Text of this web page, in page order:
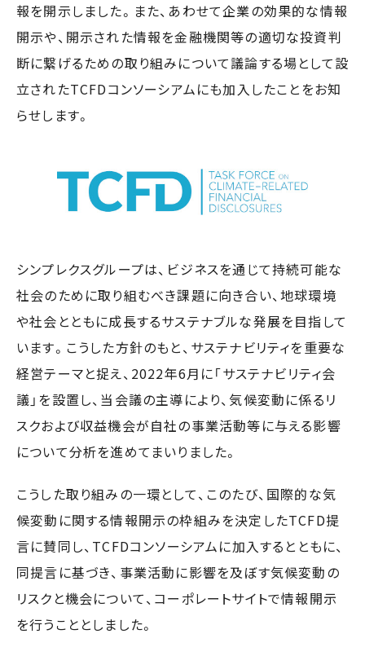
報を開示しました。また、あわせて企業の効果的な情報
開示や、開示された情報を金融機関等の適切な投資判
断に繋げるための取り組みについて議論する場として設
立されたTCFDコンソーシアムにも加入したことをお知
らせします。
シンプレクスグループは、ビジネスを通じて持続可能な
社会のために取り組むべき課題に向き合い、地球環境
や社会とともに成長するサステナブルな発展を目指して
います。こうした方針のもと、サステナビリティを重要な
経営テーマと捉え、2022年6月に「サステナビリティ会
議」を設置し、当会議の主導により、気候変動に係るリ
スクおよび収益機会が自社の事業活動等に与える影響
について分析を進めてまいりました。
こうした取り組みの一環として、このたび、国際的な気
候変動に関する情報開示の枠組みを決定したTCFD提
言に賛同し、TCFDコンソーシアムに加入するとともに、
同提言に基づき、事業活動に影響を及ぼす気候変動の
リスクと機会について、コーポレートサイトで情報開示
を行うこととしました。